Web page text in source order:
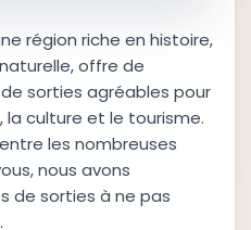
région riche en histoire,
offre de
sorties agréables pour
culture et le tourisme.
les nombreuses
nous avons
de sorties à ne pas